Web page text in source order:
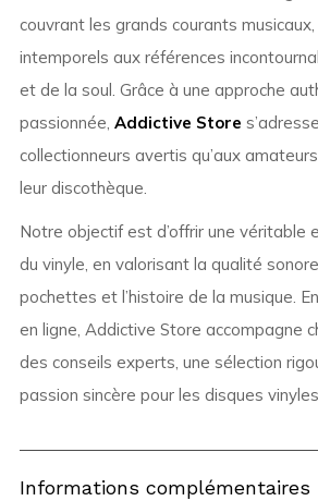
couvrant les grands courants
intemporels aux références
et de la soul. Grâce à une approche
passionnée, Addictive Store
collectionneurs avertis qu’aux
leur discothèque.
Notre objectif est d’offrir une véritable
du vinyle, en valorisant la qualité
pochettes et l’histoire de la musique.
en ligne, Addictive Store accompagne
des conseils experts, une sélection
passion sincère pour les disques
Informations complémentaires